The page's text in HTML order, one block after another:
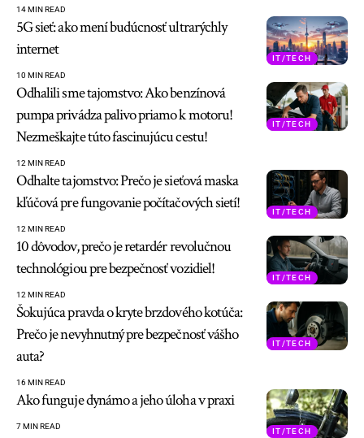
14 MIN READ
IT/TECH
5G sieť: ako mení budúcnosť ultrarýchly
internet
10 MIN READ
IT/TECH
Odhalili sme tajomstvo: Ako benzínová
pumpa privádza palivo priamo k motoru!
Nezmeškajte túto fascinujúcu cestu!
12 MIN READ
IT/TECH
Odhalte tajomstvo: Prečo je sieťová maska
kľúčová pre fungovanie počítačových sietí!
12 MIN READ
IT/TECH
10 dôvodov, prečo je retardér revolučnou
technológiou pre bezpečnosť vozidiel!
12 MIN READ
IT/TECH
Šokujúca pravda o kryte brzdového kotúča:
Prečo je nevyhnutný pre bezpečnosť vášho
auta?
16 MIN READ
IT/TECH
Ako funguje dynámo a jeho úloha v praxi
7 MIN READ